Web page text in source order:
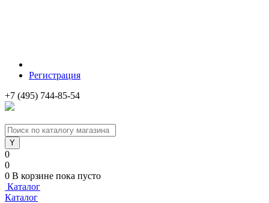
Регистрация
+7 (495) 744-85-54
0
0
0 В корзине пока пусто
Каталог
Каталог